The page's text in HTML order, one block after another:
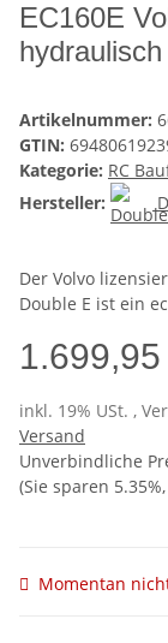
EC160E
Artikelnummer:
GTIN:
Kategorie: RC
Hersteller:
Der Volvo
Double E ist ein
1.699,95
inkl. 19% USt. ,
Versand
Unverbindliche
(Sie sparen 5.35%
Momentan